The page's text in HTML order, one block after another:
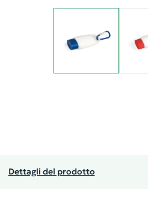
Dettagli del prodotto